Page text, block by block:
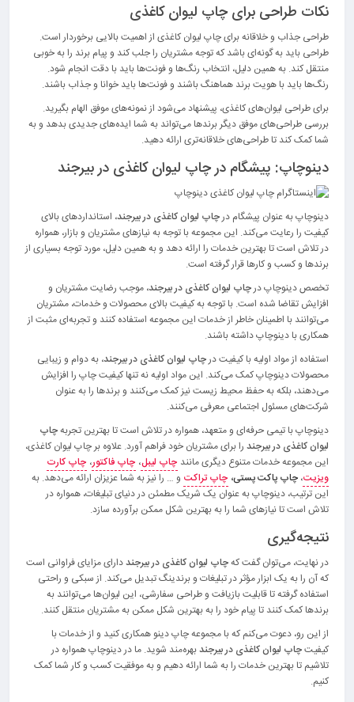
نکات طراحی برای چاپ لیوان کاغذی
طراحی جذاب و خلاقانه برای چاپ لیوان کاغذی از اهمیت بالایی برخوردار است.
طراحی باید به گونه‌ای باشد که توجه مشتریان را جلب کند و پیام برند را به خوبی
منتقل کند. به همین دلیل، انتخاب رنگ‌ها و فونت‌ها باید با دقت انجام شود.
رنگ‌ها باید با هویت برند هماهنگ باشند و فونت‌ها باید خوانا و جذاب باشند.
برای طراحی لیوان‌های کاغذی، پیشنهاد می‌شود از نمونه‌های موفق الهام بگیرید.
بررسی طراحی‌های موفق دیگر برندها می‌تواند به شما ایده‌های جدیدی بدهد و به
شما کمک کند تا طراحی‌های خلاقانه‌تری ارائه دهید.
دینوچاپ: پیشگام در چاپ لیوان کاغذی در بیرجند
دینوچاپ به عنوان پیشگام درچاپ لیوان کاغذی در بیرجند، استانداردهای بالای
کیفیت را رعایت می‌کند. این مجموعه با توجه به نیازهای مشتریان و بازار، همواره
در تلاش است تا بهترین خدمات را ارائه دهد و به همین دلیل، مورد توجه بسیاری از
برندها و کسب و کارها قرار گرفته است.
تخصص دینوچاپ درچاپ لیوان کاغذی در بیرجند، موجب رضایت مشتریان و
افزایش تقاضا شده است. با توجه به کیفیت بالای محصولات و خدمات، مشتریان
می‌توانند با اطمینان خاطر از خدمات این مجموعه استفاده کنند و تجربه‌ای مثبت از
همکاری با دینوچاپ داشته باشند.
استفاده از مواد اولیه با کیفیت درچاپ لیوان کاغذی در بیرجند، به دوام و زیبایی
محصولات دینوچاپ کمک می‌کند. این مواد اولیه نه تنها کیفیت چاپ را افزایش
می‌دهند، بلکه به حفظ محیط زیست نیز کمک می‌کنند و برندها را به عنوان
شرکت‌های مسئول اجتماعی معرفی می‌کنند.
دینوچاپ با تیمی حرفه‌ای و متعهد، همواره در تلاش است تا بهترین تجربهچاپ
لیوان کاغذی در بیرجند را برای مشتریان خود فراهم آورد. علاوه بر چاپ لیوان کاغذی،
این مجموعه خدمات متنوع دیگری مانند چاپ لیبل، چاپ فاکتور، چاپ کارت
ویزیت، چاپ پاکت پستی، چاپ تراکت و … را نیز به شما عزیزان ارائه می‌دهد. به
این ترتیب، دینوچاپ به عنوان یک شریک مطمئن در دنیای تبلیغات، همواره در
تلاش است تا نیازهای شما را به بهترین شکل ممکن برآورده سازد.
نتیجه‌گیری
در نهایت، می‌توان گفت کهچاپ لیوان کاغذی در بیرجنددارای مزایای فراوانی است
که آن را به یک ابزار مؤثر در تبلیغات و برندینگ تبدیل می‌کند. از سبکی و راحتی
استفاده گرفته تا قابلیت بازیافت و طراحی سفارشی، این لیوان‌ها می‌توانند به
برندها کمک کنند تا پیام خود را به بهترین شکل ممکن به مشتریان منتقل کنند.
از این رو، دعوت می‌کنم که با مجموعه چاپ دینو همکاری کنید و از خدمات با
کیفیتچاپ لیوان کاغذی در بیرجندبهره‌مند شوید. ما در دینوچاپ همواره در
تلاشیم تا بهترین خدمات را به شما ارائه دهیم و به موفقیت کسب و کار شما کمک
کنیم.